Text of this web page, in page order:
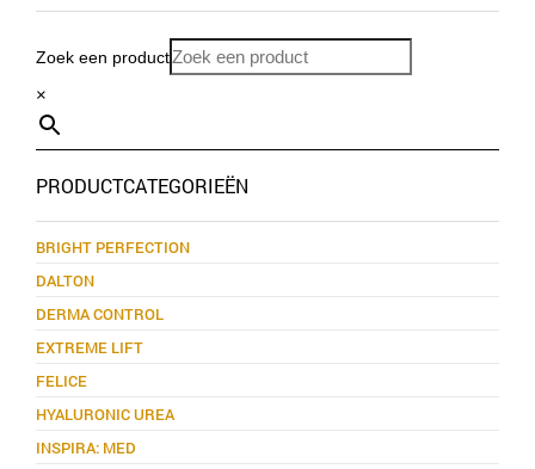
Zoek een product
×
PRODUCTCATEGORIEËN
BRIGHT PERFECTION
DALTON
DERMA CONTROL
EXTREME LIFT
FELICE
HYALURONIC UREA
INSPIRA: MED